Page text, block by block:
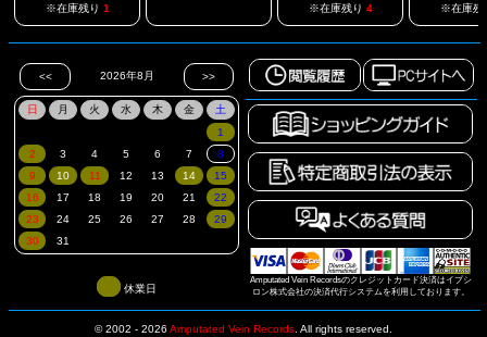
※在庫残り 1 ※在庫残り 4 ※在庫残
Amputated Vein Recordsのクレジットカード決済はイプシ
ロン株式会社の決済代行システムを利用しております。
休業日
© 2002 - 2026 Amputated Vein Records All rights reserved.